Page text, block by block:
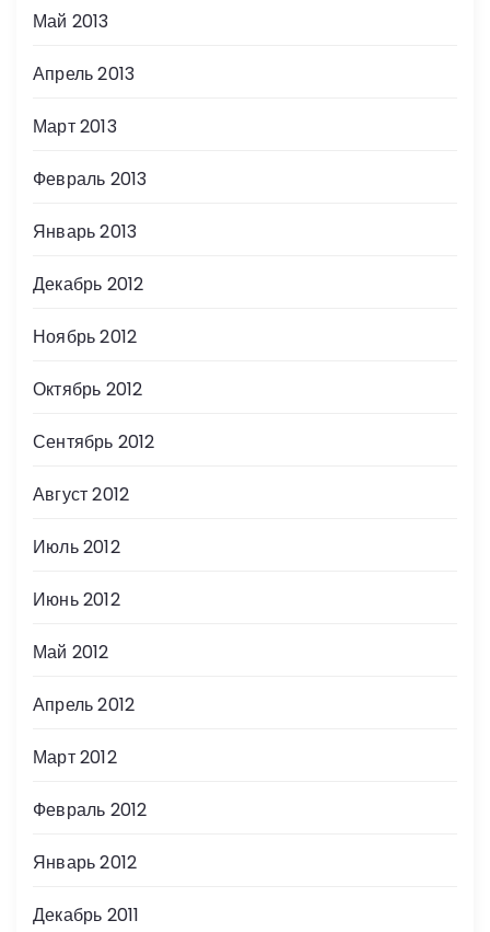
Май 2013
Апрель 2013
Март 2013
Февраль 2013
Январь 2013
Декабрь 2012
Ноябрь 2012
Октябрь 2012
Сентябрь 2012
Август 2012
Июль 2012
Июнь 2012
Май 2012
Апрель 2012
Март 2012
Февраль 2012
Январь 2012
Декабрь 2011